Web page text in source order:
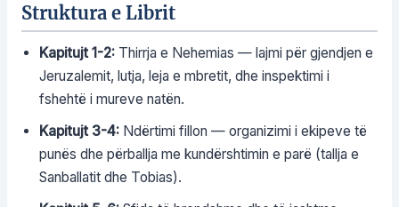
Struktura e Librit
Kapitujt 1-2:Thirrja e Nehemias — lajmi për gjendjen e
Jeruzalemit, lutja, leja e mbretit, dhe inspektimi i
fshehtë i mureve natën.
Kapitujt 3-4:Ndërtimi fillon — organizimi i ekipeve të
punës dhe përballja me kundërshtimin e parë (tallja e
Sanballatit dhe Tobias).